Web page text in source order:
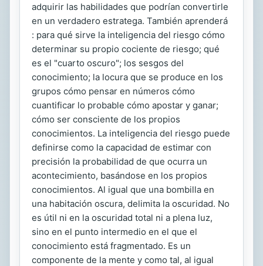
adquirir las habilidades que podrían convertirle
en un verdadero estratega. También aprenderá
: para qué sirve la inteligencia del riesgo cómo
determinar su propio cociente de riesgo; qué
es el "cuarto oscuro"; los sesgos del
conocimiento; la locura que se produce en los
grupos cómo pensar en números cómo
cuantificar lo probable cómo apostar y ganar;
cómo ser consciente de los propios
conocimientos. La inteligencia del riesgo puede
definirse como la capacidad de estimar con
precisión la probabilidad de que ocurra un
acontecimiento, basándose en los propios
conocimientos. Al igual que una bombilla en
una habitación oscura, delimita la oscuridad. No
es útil ni en la oscuridad total ni a plena luz,
sino en el punto intermedio en el que el
conocimiento está fragmentado. Es un
componente de la mente y como tal, al igual